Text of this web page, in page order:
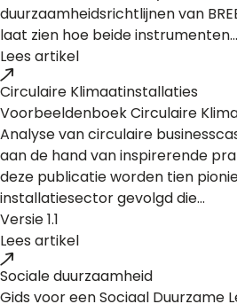
duurzaamheidsrichtlijnen van
laat zien hoe beide instrumenten...
Lees artikel
Circulaire Klimaatinstallaties
Voorbeeldenboek Circulaire
Analyse van circulaire
aan de hand van inspirerende
deze publicatie worden tien
installatiesector gevolgd die...
Versie 1.1
Lees artikel
Sociale duurzaamheid
Gids voor een Sociaal Duurzame